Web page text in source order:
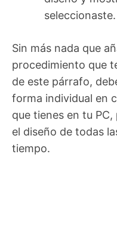
seleccionaste.
Sin más nada que
procedimiento que
de este párrafo,
forma individual en
que tienes en tu
el diseño de todas
tiempo.